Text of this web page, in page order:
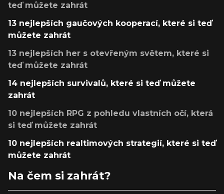
teď můžete zahrát
13 nejlepších gaučových kooperací, které si teď
můžete zahrát
13 nejlepších her s otevřeným světem, které si
teď můžete zahrát
14 nejlepších survivalů, které si teď můžete
zahrát
10 nejlepších RPG z pohledu vlastních očí, která
si teď můžete zahrát
10 nejlepších realtimových strategií, které si teď
můžete zahrát
Na čem si zahrát?